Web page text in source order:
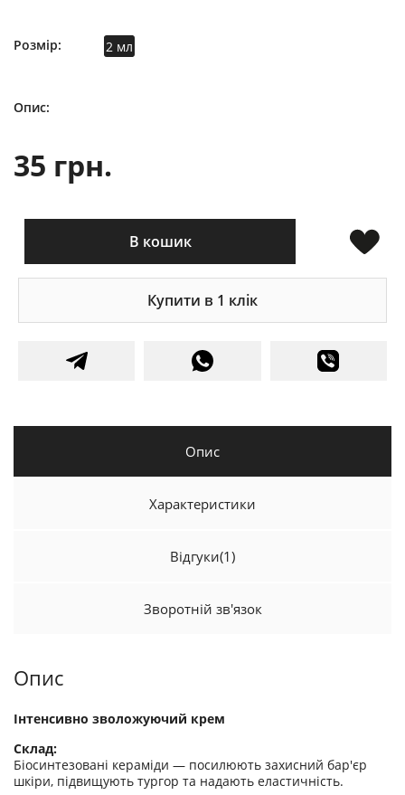
Розмір: 2 мл
Опис:
35 грн.
В кошик
Купити в 1 клік
Опис
Характеристики
Відгуки(1)
Зворотній зв'язок
Опис
Інтенсивно зволожуючий крем
Склад:
Біосинтезовані кераміди — посилюють захисний бар'єр
шкіри, підвищують тургор та надають еластичність.